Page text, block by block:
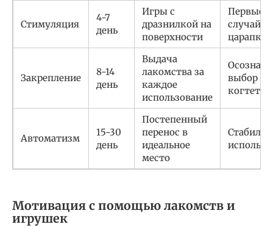
Стимуляция
4-7
день
Игры с
дразнилкой на
поверхности
Первые
царапки
Закрепление
8-14
день
Выдача
лакомства за
каждое
использование
выбор
Автоматизм
15-30
день
Постепенный
перенос в
идеальное
место
Мотивация с помощью лакомств и
игрушек